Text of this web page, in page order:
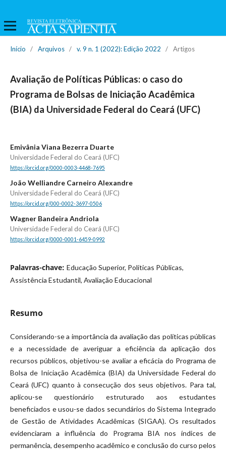
Início / Arquivos / v. 9 n. 1 (2022): Edição 2022 / Artigos
Avaliação de Políticas Públicas: o caso do
Programa de Bolsas de Iniciação Acadêmica
(BIA) da Universidade Federal do Ceará (UFC)
Emivânia Viana Bezerra Duarte
Universidade Federal do Ceará (UFC)
https://orcid.org/0000-0003-4468-7695
João Welliandre Carneiro Alexandre
Universidade Federal do Ceará (UFC)
https://orcid.org/000-0002-3697-0506
Wagner Bandeira Andriola
Universidade Federal do Ceará (UFC)
https://orcid.org/0000-0001-6459-0992
Palavras-chave: Educação Superior, Políticas Públicas,
Assistência Estudantil, Avaliação Educacional
Resumo
Considerando-se a importância da avaliação das políticas públicas
e a necessidade de averiguar a eficiência da aplicação dos
recursos públicos, objetivou-se avaliar a eficácia do Programa de
Bolsa de Iniciação Acadêmica (BIA) da Universidade Federal do
Ceará (UFC) quanto à consecução dos seus objetivos. Para tal,
aplicou-se questionário estruturado aos estudantes
beneficiados e usou-se dados secundários do Sistema Integrado
de Gestão de Atividades Acadêmicas (SIGAA). Os resultados
evidenciaram a influência do Programa BIA nos índices de
permanência, desempenho acadêmico e conclusão do curso pelos